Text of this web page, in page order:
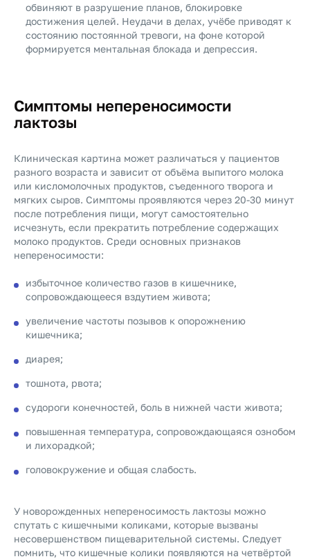
обвиняют в разрушение планов, блокировке
достижения целей. Неудачи в делах, учёбе приводят к
состоянию постоянной тревоги, на фоне которой
формируется ментальная блокада и депрессия.
Симптомы непереносимости
лактозы
Клиническая картина может различаться у пациентов
разного возраста и зависит от объёма выпитого молока
или кисломолочных продуктов, съеденного творога и
мягких сыров. Симптомы проявляются через 20-30 минут
после потребления пищи, могут самостоятельно
исчезнуть, если прекратить потребление содержащих
молоко продуктов. Среди основных признаков
непереносимости:
избыточное количество газов в кишечнике,
сопровождающееся вздутием живота;
увеличение частоты позывов к опорожнению
кишечника;
диарея;
тошнота, рвота;
судороги конечностей, боль в нижней части живота;
повышенная температура, сопровождающаяся ознобом
и лихорадкой;
головокружение и общая слабость.
У новорожденных непереносимость лактозы можно
спутать с кишечными коликами, которые вызваны
несовершенством пищеварительной системы. Следует
помнить, что кишечные колики появляются на четвёртой